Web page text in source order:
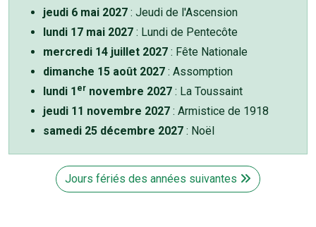
jeudi 6 mai 2027 : Jeudi de l'Ascension
lundi 17 mai 2027 : Lundi de Pentecôte
mercredi 14 juillet 2027 : Fête Nationale
dimanche 15 août 2027 : Assomption
lundi 1 er novembre 2027 : La Toussaint
jeudi 11 novembre 2027 : Armistice de 1918
samedi 25 décembre 2027 : Noël
Jours fériés des années suivantes